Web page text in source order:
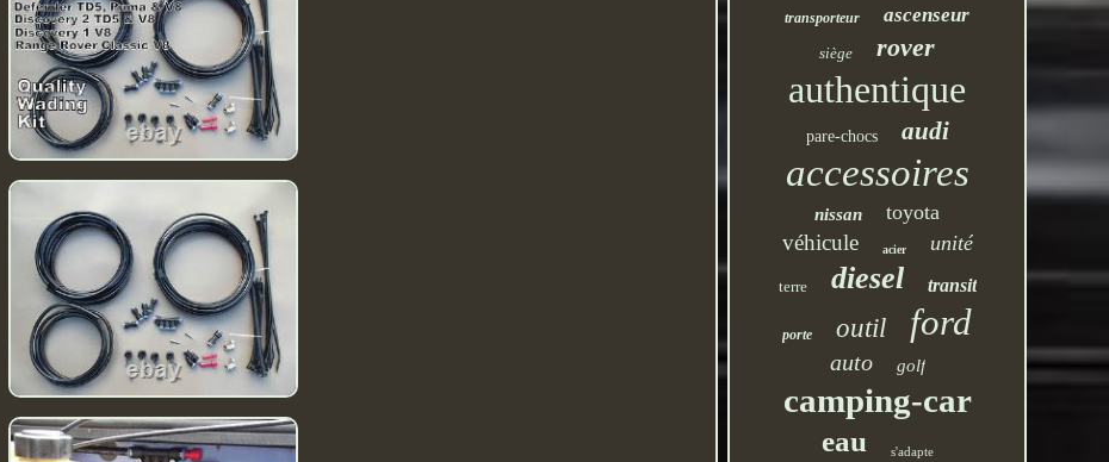
transporteur ascenseur
siège rover
authentique
pare-chocs audi
accessoires
nissan toyota
véhicule acier unité
terre diesel transit
porte outil ford
auto golf
camping-car
eau s'adapte